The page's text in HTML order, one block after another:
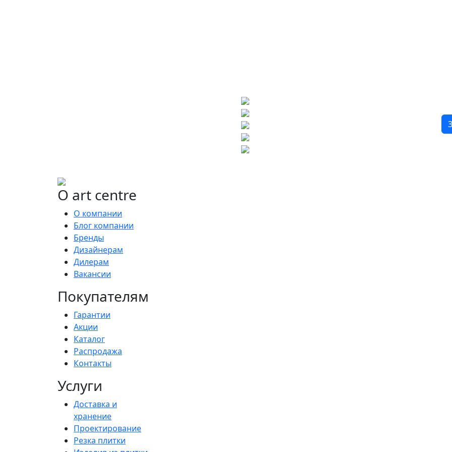
О art centre
О компании
Блог компании
Бренды
Дизайнерам
Дилерам
Вакансии
Покупателям
Гарантии
Акции
Каталог
Распродажа
Контакты
Услуги
Доставка и
хранение
Проектирование
Резка плитки